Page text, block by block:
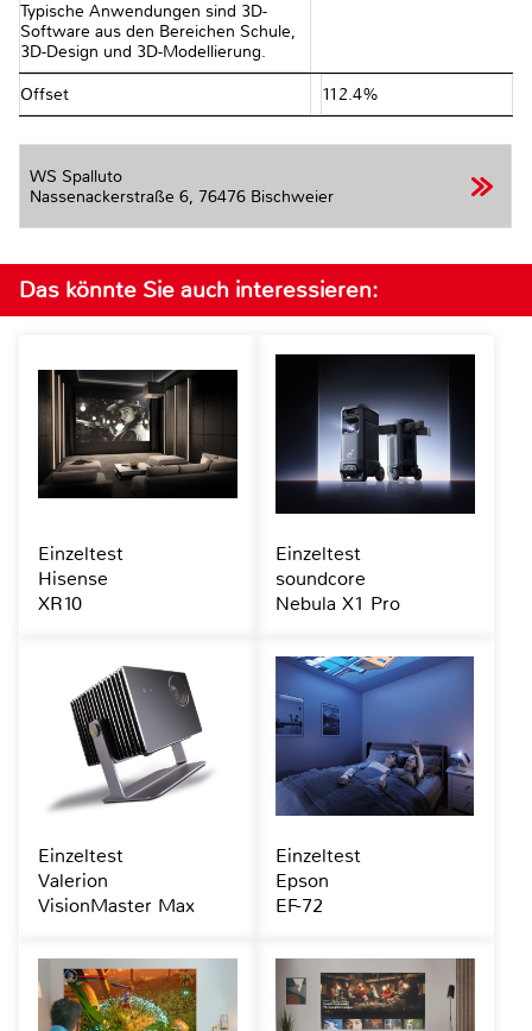
Typische Anwendungen sind 3D-
Software aus den Bereichen Schule,
3D-Design und 3D-Modellierung.
Offset 112.4%
WS Spalluto
Nassenackerstraße 6, 76476 Bischweier
Das könnte Sie auch interessieren:
Einzeltest
Hisense
XR10
Einzeltest
soundcore
Nebula X1 Pro
Einzeltest
Valerion
VisionMaster Max
Einzeltest
Epson
EF-72